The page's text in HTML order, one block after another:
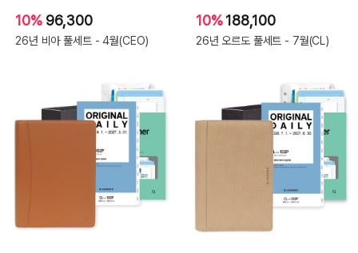
10% 96,300
26년 비아 풀세트 - 4월(CEO)
10%188,100
26년 오르도 풀세트 - 7월(CL)